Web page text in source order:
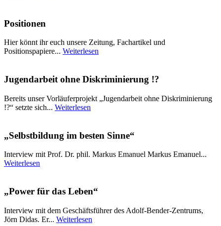
Positionen
Hier könnt ihr euch unsere Zeitung, Fachartikel und
Positionspapiere... Weiterlesen
Jugendarbeit ohne Diskriminierung !?
Bereits unser Vorläuferprojekt „Jugendarbeit ohne Diskriminierung
!?“ setzte sich... Weiterlesen
„Selbstbildung im besten Sinne“
Interview mit Prof. Dr. phil. Markus Emanuel Markus Emanuel...
Weiterlesen
„Power für das Leben“
Interview mit dem Geschäftsführer des Adolf-Bender-Zentrums,
Jörn Didas. Er... Weiterlesen